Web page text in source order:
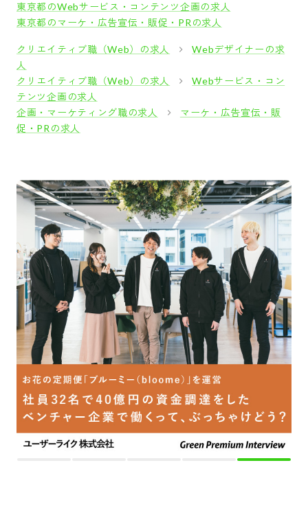
東京都のWebサービス・コンテンツ企画の求人
東京都のマーケ・広告宣伝・販促・PRの求人
クリエイティブ職（Web）の求人
Webデザイナーの求
人
クリエイティブ職（Web）の求人
Webサービス・コン
テンツ企画の求人
企画・マーケティング職の求人
マーケ・広告宣伝・販
促・PRの求人